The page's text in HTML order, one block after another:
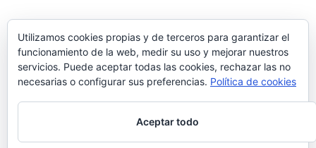
Utilizamos cookies propias y de terceros para garantizar el
funcionamiento de la web, medir su uso y mejorar nuestros
servicios. Puede aceptar todas las cookies, rechazar las no
necesarias o configurar sus preferencias. Política de cookies
Aceptar todo